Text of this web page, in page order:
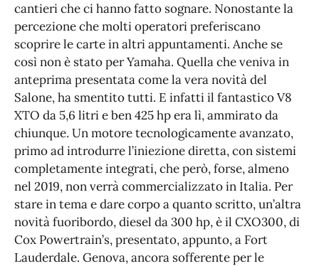
cantieri che ci hanno fatto sognare. Nonostante la
percezione che molti operatori preferiscano
scoprire le carte in altri appuntamenti. Anche se
così non è stato per Yamaha. Quella che veniva in
anteprima presentata come la vera novità del
Salone, ha smentito tutti. E infatti il fantastico V8
XTO da 5,6 litri e ben 425 hp era lì, ammirato da
chiunque. Un motore tecnologicamente avanzato,
primo ad introdurre l’iniezione diretta, con sistemi
completamente integrati, che però, forse, almeno
nel 2019, non verrà commercializzato in Italia. Per
stare in tema e dare corpo a quanto scritto, un’altra
novità fuoribordo, diesel da 300 hp, è il CXO300, di
Cox Powertrain’s, presentato, appunto, a Fort
Lauderdale. Genova, ancora sofferente per le